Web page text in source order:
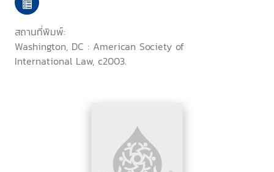
สถานที่พิมพ์:
Washington, DC : American Society of
International Law, c2003.